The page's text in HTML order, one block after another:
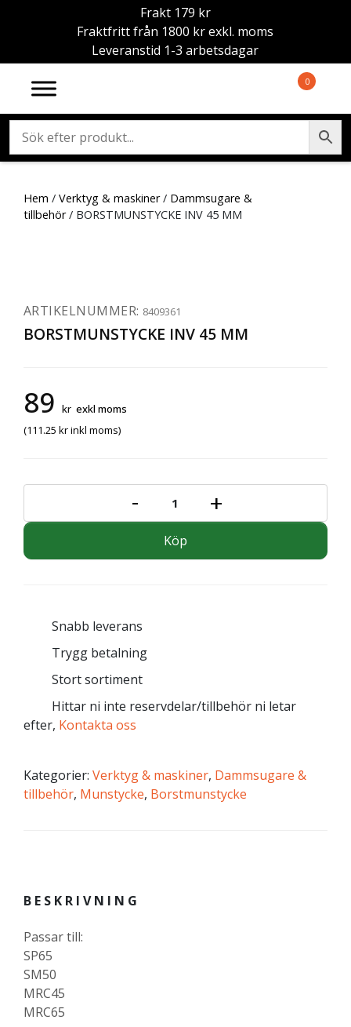
Frakt 179 kr
Fraktfritt från 1800 kr exkl. moms
Leveranstid 1-3 arbetsdagar
0
Hem / Verktyg & maskiner/ Dammsugare &
tillbehör/ BORSTMUNSTYCKE INV 45 MM
ARTIKELNUMMER: 8409361
BORSTMUNSTYCKE INV 45 MM
89 kr exkl moms
(111.25 krinkl moms)
- BORSTMUNSTYCKE INV 45 MM
+
Köp
Snabb leverans
Trygg betalning
Stort sortiment
Hittar ni inte reservdelar/tillbehör ni letar
efter, Kontakta oss
Kategorier: Verktyg & maskiner, Dammsugare &
tillbehör, Munstycke, Borstmunstycke
BESKRIVNING
Passar till:
SP65
SM50
MRC45
MRC65